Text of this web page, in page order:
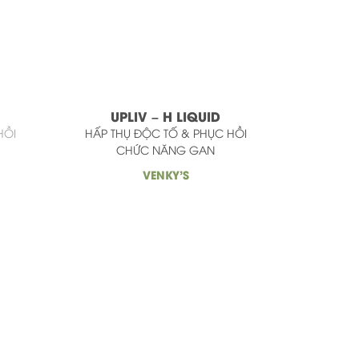
UPLIV – H LIQUID
HẤP THỤ ĐỘC TỐ & PHỤC HỒI
CHỨC NĂNG GAN
VENKY'S